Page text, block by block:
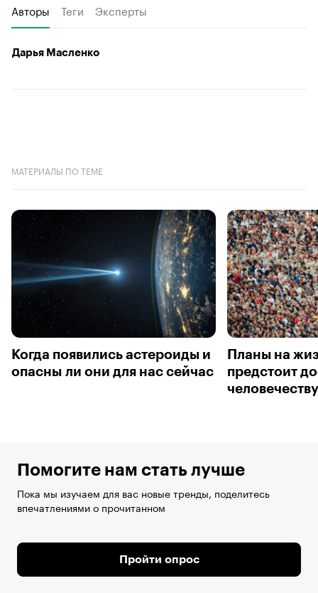
Авторы Теги Эксперты
Дарья Масленко
МАТЕРИАЛЫ ПО ТЕМЕ
Когда появились астероиды и
опасны ли они для нас сейчас
Планы на
предстоит
Помогите нам стать лучше
Пока мы изучаем для вас новые тренды, поделитесь
впечатлениями о прочитанном
Пройти опрос